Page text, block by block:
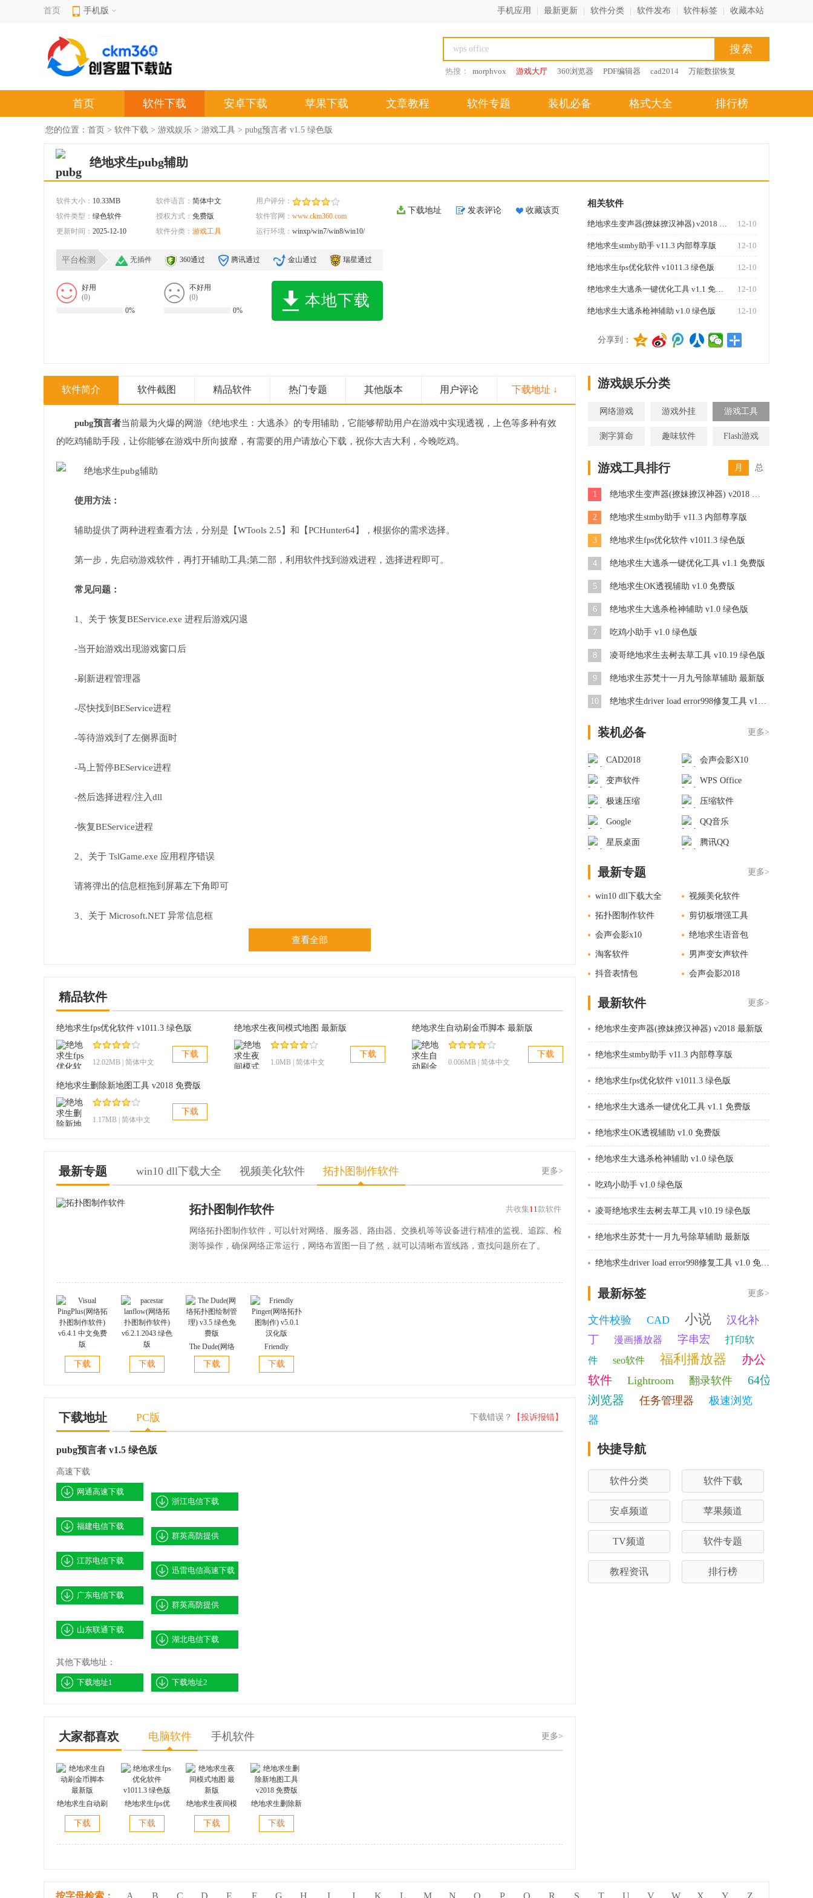
首页 手机版 手机应用 最新更新 软件分类 软件发布 软件标签 收藏本站
热搜： morphvox 游戏大厅 360浏览器 PDF编辑器 cad2014 万能数据恢复
首页 软件下载 安卓下载 苹果下载 文章教程 软件专题 装机必备 格式大全 排行榜
您的位置： 首页 > 软件下载 > 游戏娱乐 > 游戏工具 > pubg预言者 v1.5 绿色版
绝地求生pubg辅助
软件大小： 10.33MB 软件语言： 简体中文
用户评分：
软件类型： 绿色软件 授权方式： 免费版 软件官网： www.ckm360.com
更新时间： 2025-12-10 软件分类： 游戏工具 运行环境： winxp/win7/win8/win10/
平台检测 无插件 360通过 腾讯通过 金山通过 瑞星通过
好用
(0)
0%
不好用
(0)
0%
本地下载
下载地址 发表评论 收藏该页
相关软件
12-10
绝地求生变声器(撩妹撩汉神器) v2018 最新版
12-10
绝地求生stmby助手 v11.3 内部尊享版
12-10
绝地求生fps优化软件 v1011.3 绿色版
12-10
绝地求生大逃杀一键优化工具 v1.1 免费版
12-10
绝地求生大逃杀枪神辅助 v1.0 绿色版
分享到：
软件简介 软件截图 精品软件 热门专题 其他版本 用户评论 下载地址 ↓
pubg预言者当前最为火爆的网游《绝地求生：大逃杀》的专用辅助，它能够帮助用户在游戏中实现透视，上色等多种有效
的吃鸡辅助手段，让你能够在游戏中所向披靡，有需要的用户请放心下载，祝你大吉大利，今晚吃鸡。
使用方法：
辅助提供了两种进程查看方法，分别是【WTools 2.5】和【PCHunter64】，根据你的需求选择。
第一步，先启动游戏软件，再打开辅助工具;第二部，利用软件找到游戏进程，选择进程即可。
常见问题：
1、关于 恢复BEService.exe 进程后游戏闪退
-当开始游戏出现游戏窗口后
-刷新进程管理器
-尽快找到BEService进程
-等待游戏到了左侧界面时
-马上暂停BEService进程
-然后选择进程/注入dll
-恢复BEService进程
2、关于 TslGame.exe 应用程序错误
请将弹出的信息框拖到屏幕左下角即可
3、关于 Microsoft.NET 异常信息框
安装NET4.6.1运行环境即可修复
查看全部
精品软件
绝地求生fps优化软件 v1011.3 绿色版
12.02MB | 简体中文
下载
绝地求生夜间模式地图 最新版
1.0MB | 简体中文
下载
绝地求生自动刷金币脚本 最新版
0.006MB | 简体中文
下载
绝地求生删除新地图工具 v2018 免费版
1.17MB | 简体中文
下载
最新专题 win10 dll下载大全 视频美化软件 拓扑图制作软件 更多>
共收集11款软件
拓扑图制作软件
网络拓扑图制作软件，可以针对网络、服务器、路由器、交换机等等设备进行精准的监视、追踪、检
测等操作，确保网络正常运行，网络布置图一目了然，就可以清晰布置线路，查找问题所在了。
Visual
PingPlus(网络拓
下载
pacestar
lanflow(网络拓
下载
The Dude(网络
拓扑图绘制管
理) v3.5 绿色免
下载
Friendly
Pinger(网络拓扑
图制作) v5.0.1
下载
下载地址 PC版 下载错误？ 【投诉报错】
pubg预言者 v1.5 绿色版
高速下载
网通高速下载
浙江电信下载
福建电信下载
群英高防提供
江苏电信下载
迅雷电信高速下载
广东电信下载
群英高防提供
山东联通下载
湖北电信下载
其他下载地址：
下载地址1 下载地址2
大家都喜欢 电脑软件 手机软件 更多>
绝地求生自动刷
金币脚本 最新
版
下载
绝地求生fps优
化软件 v1011.3
绿色版
下载
绝地求生夜间模
式地图 最新版
下载
绝地求生删除新
地图工具 v2018
免费版
下载
游戏娱乐分类
网络游戏 游戏外挂 游戏工具
测字算命 趣味软件 Flash游戏
游戏工具排行 月 总
1 绝地求生变声器(撩妹撩汉神器) v2018 最新版
2 绝地求生stmby助手 v11.3 内部尊享版
3 绝地求生fps优化软件 v1011.3 绿色版
4 绝地求生大逃杀一键优化工具 v1.1 免费版
5 绝地求生OK透视辅助 v1.0 免费版
6 绝地求生大逃杀枪神辅助 v1.0 绿色版
7 吃鸡小助手 v1.0 绿色版
8 凌哥绝地求生去树去草工具 v10.19 绿色版
9 绝地求生苏梵十一月九号除草辅助 最新版
10 绝地求生driver load error998修复工具 v1.0 免费版
装机必备 更多>
CAD2018 会声会影X10
变声软件 WPS Office
极速压缩 压缩软件
Google QQ音乐
星辰桌面 腾讯QQ
最新专题 更多>
win10 dll下载大全 视频美化软件
拓扑图制作软件 剪切板增强工具
会声会影x10 绝地求生语音包
淘客软件 男声变女声软件
抖音表情包 会声会影2018
最新软件 更多>
绝地求生变声器(撩妹撩汉神器) v2018 最新版
绝地求生stmby助手 v11.3 内部尊享版
绝地求生fps优化软件 v1011.3 绿色版
绝地求生大逃杀一键优化工具 v1.1 免费版
绝地求生OK透视辅助 v1.0 免费版
绝地求生大逃杀枪神辅助 v1.0 绿色版
吃鸡小助手 v1.0 绿色版
凌哥绝地求生去树去草工具 v10.19 绿色版
绝地求生苏梵十一月九号除草辅助 最新版
绝地求生driver load error998修复工具 v1.0 免费版
最新标签 更多>
文件校验 CAD 小说
汉化补
丁
漫画播放器 字串宏
打印软
件
seo软件 福利播放器
办公
软件
Lightroom 翻录软件
64位
浏览器
任务管理器
极速浏览
器
快捷导航
软件分类 软件下载
安卓频道 苹果频道
TV频道 软件专题
教程资讯 排行榜
按字母检索： A B C D E F G H I J K L M N O P Q R S T U V W X Y Z